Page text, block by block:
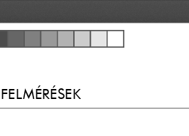
FELMÉRÉSEK